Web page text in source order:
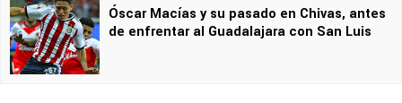
Óscar Macías y su pasado en Chivas, antes
de enfrentar al Guadalajara con San Luis